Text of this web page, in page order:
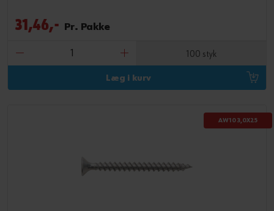
31,46,- Pr. Pakke
100 styk
Læg i kurv
AW10 3,0X25